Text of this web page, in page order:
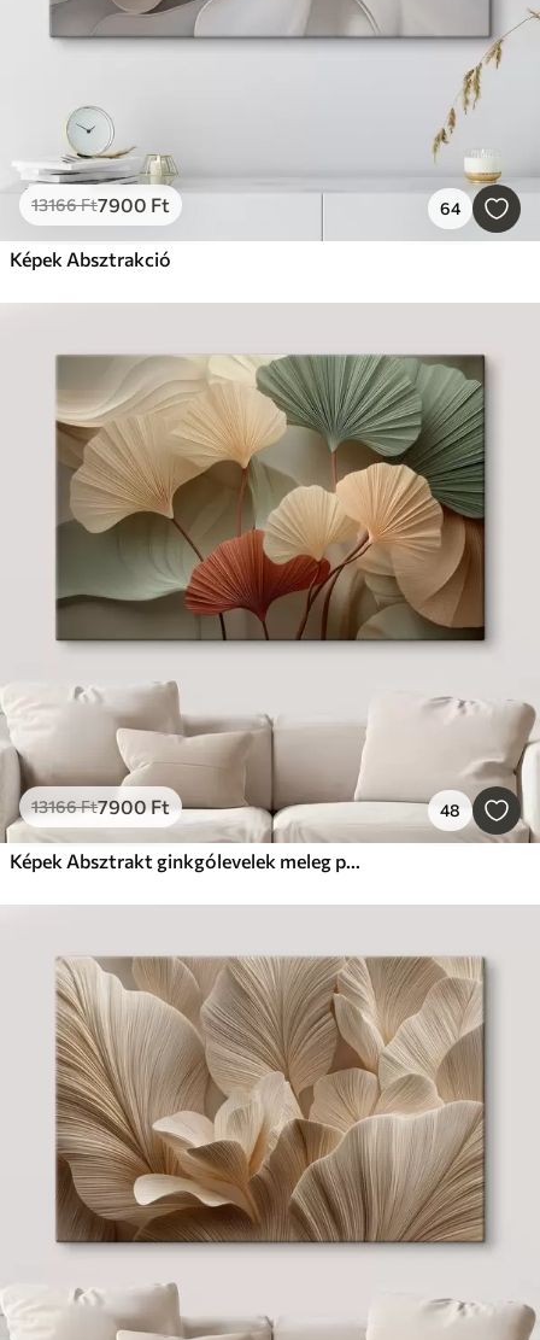
13166Ft7900 Ft 64
Képek Absztrakció
13166Ft7900Ft 48
Képek Absztrakt ginkgólevelek meleg pasztell színekben